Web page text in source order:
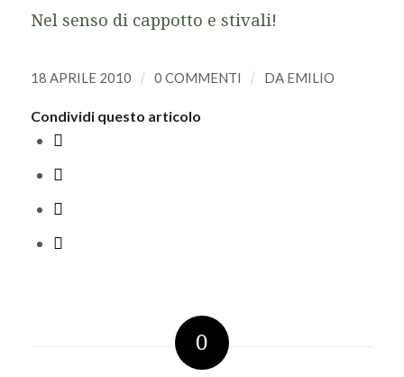
Nel senso di cappotto e stivali!
18 APRILE 2010 / 0 COMMENTI / DA EMILIO
Condividi questo articolo
0